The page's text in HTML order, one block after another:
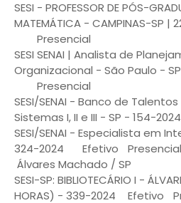
SESI - PROFESSOR DE PÓS-
MATEMÁTICA - CAMPINAS-SP |
Presencial
SESI SENAI | Analista de
Organizacional - São Paulo -
Presencial
SESI/SENAI - Banco de
Sistemas I, II e III - SP - 154-2024
SESI/SENAI - Especialista em
324-2024
Efetivo
Presencial
Álvares Machado / SP
SESI-SP: BIBLIOTECÁRIO I -
HORAS) - 339-2024
Efetivo